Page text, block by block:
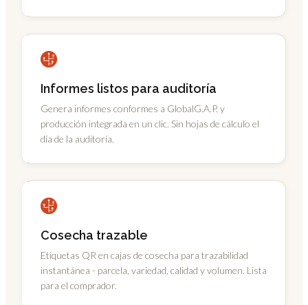
Informes listos para auditoría
Genera informes conformes a GlobalG.A.P. y
producción integrada en un clic. Sin hojas de cálculo el
día de la auditoría.
Cosecha trazable
Etiquetas QR en cajas de cosecha para trazabilidad
instantánea - parcela, variedad, calidad y volumen. Lista
para el comprador.